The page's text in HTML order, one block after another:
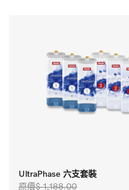
UltraPhase 六支套裝
原價$ 1,188.00